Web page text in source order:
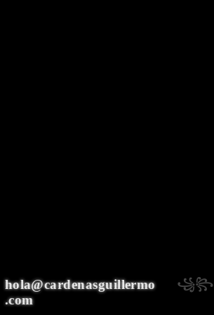
hola@cardenasguillermo
.com
꧁꧂